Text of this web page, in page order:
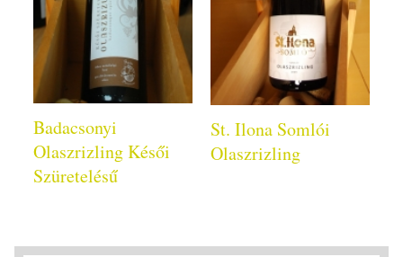
Badacsonyi
Olaszrizling Késői
Szüretelésű
St. Ilona Somlói
Olaszrizling